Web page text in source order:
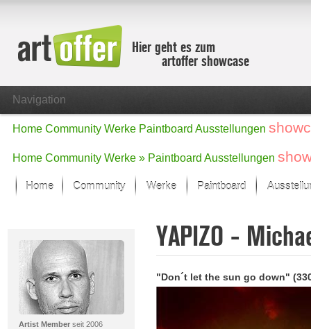
Hier geht es zum
artoffer showcase
Navigation
Home Community Werke Paintboard Ausstellungen
Home Community Werke » Paintboard Ausstellungen
Home Community Werke
Der letzte Monat im Fokus
Alle Fokus-Werke
Fokus-Werke
Paintboard
Artist Memberseit 2006
YAPIZO -
"Don´t let the sun go down"